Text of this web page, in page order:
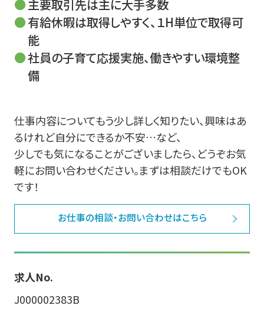
主要取引先は主に大手多数
有給休暇は取得しやすく、１H単位で取得可
能
社員の子育て応援実施、働きやすい環境整
備
仕事内容についてもう少し詳しく知りたい、興味はあ
るけれど自分にできるか不安…など、
少しでも気になることがございましたら、どうぞお気
軽にお問い合わせください。まずは相談だけでもOK
です！
お仕事の相談・お問い合わせはこちら
求人No.
J000002383B